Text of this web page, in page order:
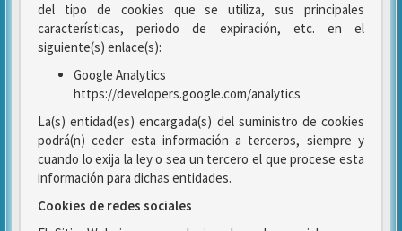
del tipo de cookies que se utiliza, sus principales
características, periodo de expiración, etc. en el
siguiente(s) enlace(s):
Google Analytics
https://developers.google.com/analytics
La(s) entidad(es) encargada(s) del suministro de cookies
podrá(n) ceder esta información a terceros, siempre y
cuando lo exija la ley o sea un tercero el que procese esta
información para dichas entidades.
Cookies de redes sociales